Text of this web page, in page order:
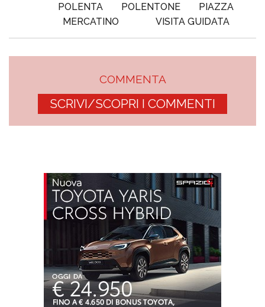
POLENTA
POLENTONE
PIAZZA
MERCATINO
VISITA GUIDATA
COMMENTA
SCRIVI/SCOPRI I COMMENTI